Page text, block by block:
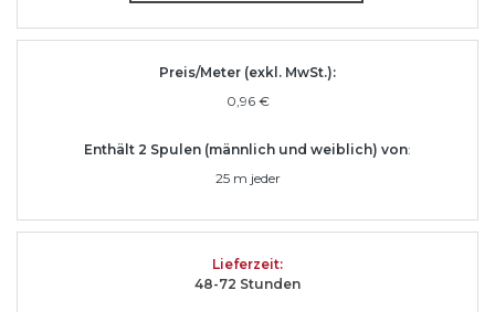
Preis/Meter (exkl. MwSt.):
0,96 €
Enthält 2 Spulen (männlich und weiblich) von:
25 m jeder
Lieferzeit:
48-72 Stunden